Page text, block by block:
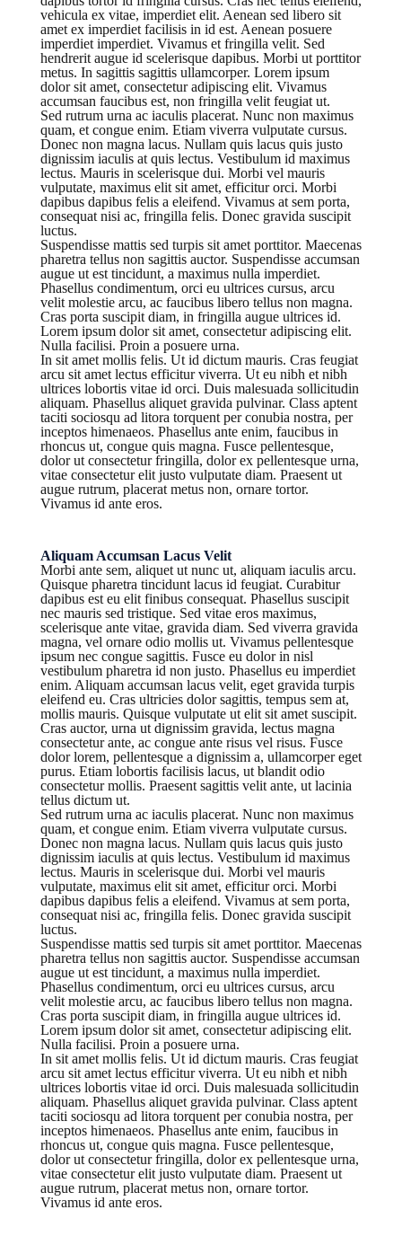
vehicula ex vitae, imperdiet elit. Aenean sed libero sit
amet ex imperdiet facilisis in id est. Aenean posuere
imperdiet imperdiet. Vivamus et fringilla velit. Sed
hendrerit augue id scelerisque dapibus. Morbi ut porttitor
metus. In sagittis sagittis ullamcorper. Lorem ipsum
dolor sit amet, consectetur adipiscing elit. Vivamus
accumsan faucibus est, non fringilla velit feugiat ut.
Sed rutrum urna ac iaculis placerat. Nunc non maximus
quam, et congue enim. Etiam viverra vulputate cursus.
Donec non magna lacus. Nullam quis lacus quis justo
dignissim iaculis at quis lectus. Vestibulum id maximus
lectus. Mauris in scelerisque dui. Morbi vel mauris
vulputate, maximus elit sit amet, efficitur orci. Morbi
dapibus dapibus felis a eleifend. Vivamus at sem porta,
consequat nisi ac, fringilla felis. Donec gravida suscipit
luctus.
Suspendisse mattis sed turpis sit amet porttitor. Maecenas
pharetra tellus non sagittis auctor. Suspendisse accumsan
augue ut est tincidunt, a maximus nulla imperdiet.
Phasellus condimentum, orci eu ultrices cursus, arcu
velit molestie arcu, ac faucibus libero tellus non magna.
Cras porta suscipit diam, in fringilla augue ultrices id.
Lorem ipsum dolor sit amet, consectetur adipiscing elit.
Nulla facilisi. Proin a posuere urna.
In sit amet mollis felis. Ut id dictum mauris. Cras feugiat
arcu sit amet lectus efficitur viverra. Ut eu nibh et nibh
ultrices lobortis vitae id orci. Duis malesuada sollicitudin
aliquam. Phasellus aliquet gravida pulvinar. Class aptent
taciti sociosqu ad litora torquent per conubia nostra, per
inceptos himenaeos. Phasellus ante enim, faucibus in
rhoncus ut, congue quis magna. Fusce pellentesque,
dolor ut consectetur fringilla, dolor ex pellentesque urna,
vitae consectetur elit justo vulputate diam. Praesent ut
augue rutrum, placerat metus non, ornare tortor.
Vivamus id ante eros.
Aliquam Accumsan Lacus Velit
Morbi ante sem, aliquet ut nunc ut, aliquam iaculis arcu.
Quisque pharetra tincidunt lacus id feugiat. Curabitur
dapibus est eu elit finibus consequat. Phasellus suscipit
nec mauris sed tristique. Sed vitae eros maximus,
scelerisque ante vitae, gravida diam. Sed viverra gravida
magna, vel ornare odio mollis ut. Vivamus pellentesque
ipsum nec congue sagittis. Fusce eu dolor in nisl
vestibulum pharetra id non justo. Phasellus eu imperdiet
enim. Aliquam accumsan lacus velit, eget gravida turpis
eleifend eu. Cras ultricies dolor sagittis, tempus sem at,
mollis mauris. Quisque vulputate ut elit sit amet suscipit.
Cras auctor, urna ut dignissim gravida, lectus magna
consectetur ante, ac congue ante risus vel risus. Fusce
dolor lorem, pellentesque a dignissim a, ullamcorper eget
purus. Etiam lobortis facilisis lacus, ut blandit odio
consectetur mollis. Praesent sagittis velit ante, ut lacinia
tellus dictum ut.
Sed rutrum urna ac iaculis placerat. Nunc non maximus
quam, et congue enim. Etiam viverra vulputate cursus.
Donec non magna lacus. Nullam quis lacus quis justo
dignissim iaculis at quis lectus. Vestibulum id maximus
lectus. Mauris in scelerisque dui. Morbi vel mauris
vulputate, maximus elit sit amet, efficitur orci. Morbi
dapibus dapibus felis a eleifend. Vivamus at sem porta,
consequat nisi ac, fringilla felis. Donec gravida suscipit
luctus.
Suspendisse mattis sed turpis sit amet porttitor. Maecenas
pharetra tellus non sagittis auctor. Suspendisse accumsan
augue ut est tincidunt, a maximus nulla imperdiet.
Phasellus condimentum, orci eu ultrices cursus, arcu
velit molestie arcu, ac faucibus libero tellus non magna.
Cras porta suscipit diam, in fringilla augue ultrices id.
Lorem ipsum dolor sit amet, consectetur adipiscing elit.
Nulla facilisi. Proin a posuere urna.
In sit amet mollis felis. Ut id dictum mauris. Cras feugiat
arcu sit amet lectus efficitur viverra. Ut eu nibh et nibh
ultrices lobortis vitae id orci. Duis malesuada sollicitudin
aliquam. Phasellus aliquet gravida pulvinar. Class aptent
taciti sociosqu ad litora torquent per conubia nostra, per
inceptos himenaeos. Phasellus ante enim, faucibus in
rhoncus ut, congue quis magna. Fusce pellentesque,
dolor ut consectetur fringilla, dolor ex pellentesque urna,
vitae consectetur elit justo vulputate diam. Praesent ut
augue rutrum, placerat metus non, ornare tortor.
Vivamus id ante eros.